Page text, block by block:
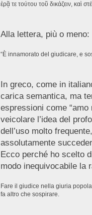
ἐρᾷ τε τούτου τοῦ δικάζειν, καὶ
Alla lettera, più o meno:
“È innamorato del giudicare, e
In greco, come in
carica semantica, ma
espressioni come “amo
veicolare l’idea del
dell’uso molto
assolutamente
Ecco perché ho scelto
modo inequivocabile la
Fare il giudice nella giuria
fa altro che sospirare.